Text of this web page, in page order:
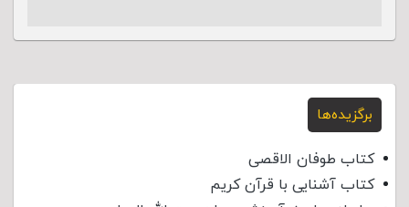
برگزیده‌ها
کتاب طوفان الاقصی
کتاب آشنایی با قرآن کریم